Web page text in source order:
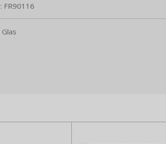
FR90116